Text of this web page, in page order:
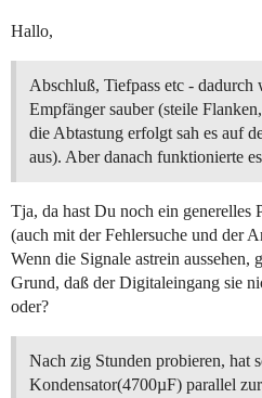
Hallo,
Abschluß, Tiefpass etc - dadurch
Empfänger sauber (steile
die Abtastung erfolgt sah es auf
aus). Aber danach funktionierte
Tja, da hast Du noch ein generelles
(auch mit der Fehlersuche und der
Wenn die Signale astrein aussehen,
Grund, daß der Digitaleingang sie
oder?
Nach zig Stunden probieren, hat
Kondensator(4700µF) parallel